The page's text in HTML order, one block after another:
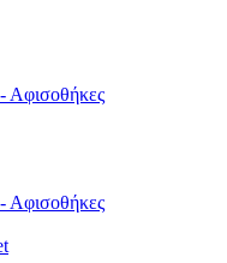
Αφισοθήκες
Αφισοθήκες